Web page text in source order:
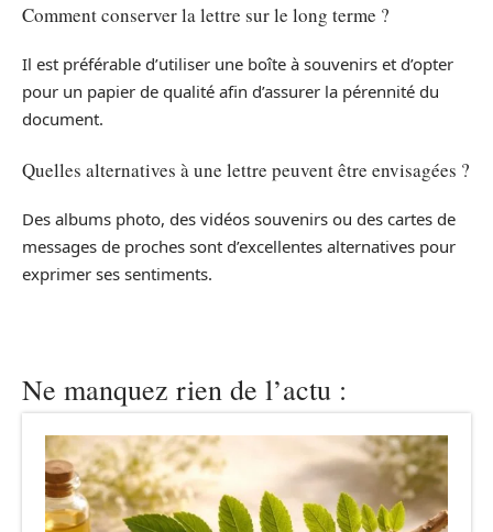
Comment conserver la lettre sur le long terme ?
Il est préférable d’utiliser une boîte à souvenirs et d’opter
pour un papier de qualité afin d’assurer la pérennité du
document.
Quelles alternatives à une lettre peuvent être envisagées ?
Des albums photo, des vidéos souvenirs ou des cartes de
messages de proches sont d’excellentes alternatives pour
exprimer ses sentiments.
Ne manquez rien de l’actu :